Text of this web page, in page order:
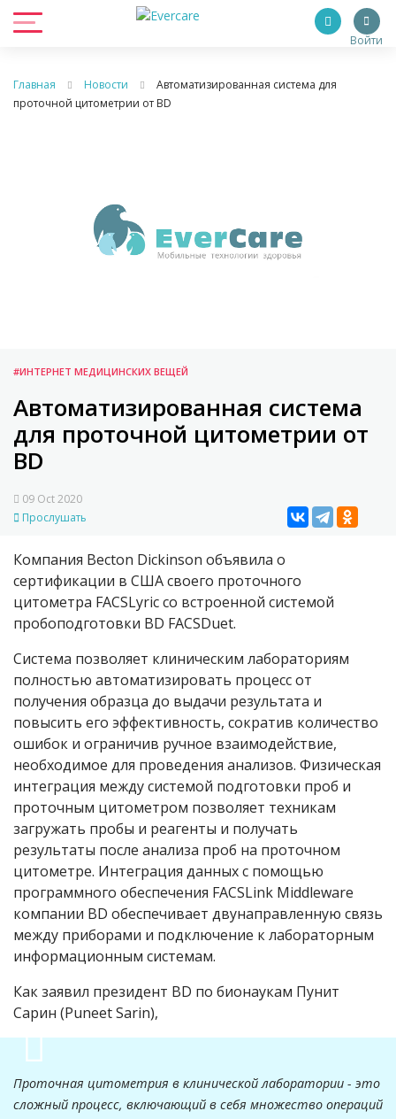
Войти
Главная Новости
Автоматизированная система для
проточной цитометрии от BD
#ИНТЕРНЕТ МЕДИЦИНСКИХ ВЕЩЕЙ
Автоматизированная система
для проточной цитометрии от
BD
09 Oct 2020
Прослушать
Компания Becton Dickinson объявила о
сертификации в США своего проточного
цитометра FACSLyric со встроенной системой
пробоподготовки BD FACSDuet.
Система позволяет клиническим лабораториям
полностью автоматизировать процесс от
получения образца до выдачи результата и
повысить его эффективность, сократив количество
ошибок и ограничив ручное взаимодействие,
необходимое для проведения анализов. Физическая
интеграция между системой подготовки проб и
проточным цитометром позволяет техникам
загружать пробы и реагенты и получать
результаты после анализа проб на проточном
цитометре. Интеграция данных с помощью
программного обеспечения FACSLink Middleware
компании BD обеспечивает двунаправленную связь
между приборами и подключение к лабораторным
информационным системам.
Как заявил президент BD по бионаукам Пунит
Сарин (Puneet Sarin),
Проточная цитометрия в клинической лаборатории - это
сложный процесс, включающий в себя множество операций